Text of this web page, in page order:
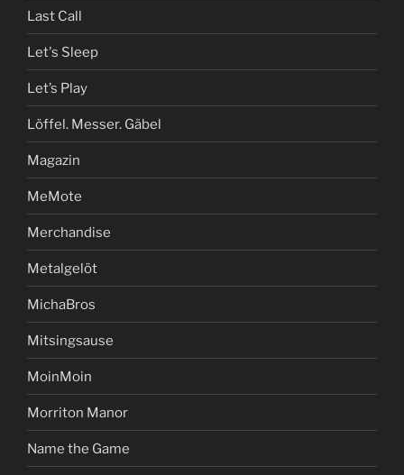
Last Call
Let's Sleep
Let’s Play
Löffel. Messer. Gäbel
Magazin
MeMote
Merchandise
Metalgelöt
MichaBros
Mitsingsause
MoinMoin
Morriton Manor
Name the Game